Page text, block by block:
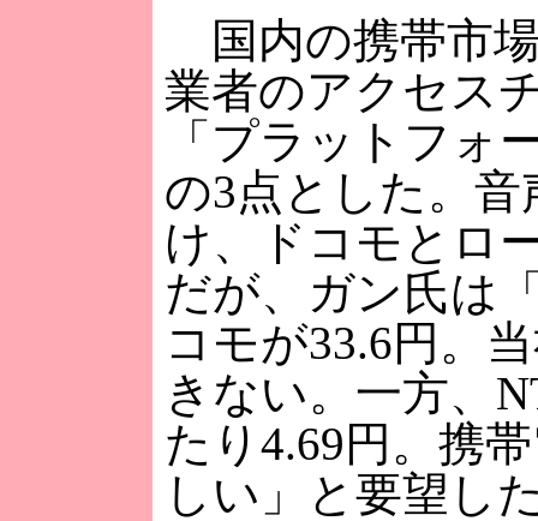
国内の携帯市
業者のアクセス
「プラットフォ
の3点とした。
け、ドコモとロ
だが、ガン氏は
コモが33.6円。
きない。一方、
たり4.69円。携
しい」と要望し